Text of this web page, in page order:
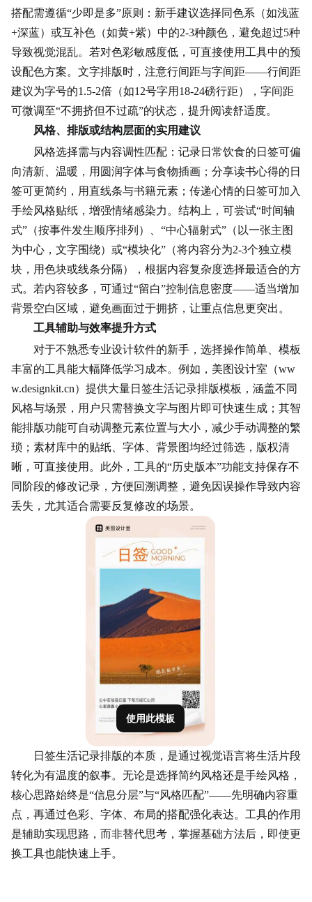
搭配需遵循“少即是多”原则：新手建议选择同色系（如浅蓝
+深蓝）或互补色（如黄+紫）中的2-3种颜色，避免超过5种
导致视觉混乱。若对色彩敏感度低，可直接使用工具中的预
设配色方案。文字排版时，注意行间距与字间距——行间距
建议为字号的1.5-2倍（如12号字用18-24磅行距），字间距
可微调至“不拥挤但不过疏”的状态，提升阅读舒适度。
风格、排版或结构层面的实用建议
风格选择需与内容调性匹配：记录日常饮食的日签可偏
向清新、温暖，用圆润字体与食物插画；分享读书心得的日
签可更简约，用直线条与书籍元素；传递心情的日签可加入
手绘风格贴纸，增强情绪感染力。结构上，可尝试“时间轴
式”（按事件发生顺序排列）、“中心辐射式”（以一张主图
为中心，文字围绕）或“模块化”（将内容分为2-3个独立模
块，用色块或线条分隔），根据内容复杂度选择最适合的方
式。若内容较多，可通过“留白”控制信息密度——适当增加
背景空白区域，避免画面过于拥挤，让重点信息更突出。
工具辅助与效率提升方式
对于不熟悉专业设计软件的新手，选择操作简单、模板
丰富的工具能大幅降低学习成本。例如，美图设计室（ww
w.designkit.cn）提供大量日签生活记录排版模板，涵盖不同
风格与场景，用户只需替换文字与图片即可快速生成；其智
能排版功能可自动调整元素位置与大小，减少手动调整的繁
琐；素材库中的贴纸、字体、背景图均经过筛选，版权清
晰，可直接使用。此外，工具的“历史版本”功能支持保存不
同阶段的修改记录，方便回溯调整，避免因误操作导致内容
丢失，尤其适合需要反复修改的场景。
使用此模板
日签生活记录排版的本质，是通过视觉语言将生活片段
转化为有温度的叙事。无论是选择简约风格还是手绘风格，
核心思路始终是“信息分层”与“风格匹配”——先明确内容重
点，再通过色彩、字体、布局的搭配强化表达。工具的作用
是辅助实现思路，而非替代思考，掌握基础方法后，即使更
换工具也能快速上手。